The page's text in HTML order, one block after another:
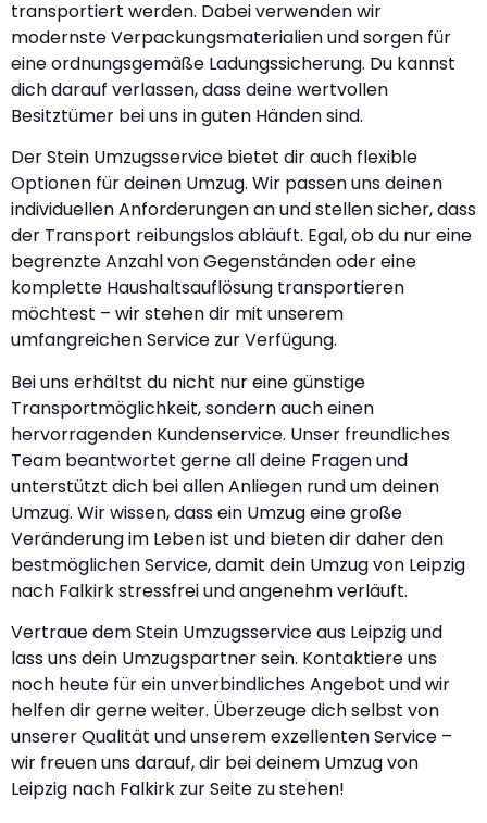
transportiert werden. Dabei verwenden wir
modernste Verpackungsmaterialien und sorgen für
eine ordnungsgemäße Ladungssicherung. Du kannst
dich darauf verlassen, dass deine wertvollen
Besitztümer bei uns in guten Händen sind.
Der Stein Umzugsservice bietet dir auch flexible
Optionen für deinen Umzug. Wir passen uns deinen
individuellen Anforderungen an und stellen sicher, dass
der Transport reibungslos abläuft. Egal, ob du nur eine
begrenzte Anzahl von Gegenständen oder eine
komplette Haushaltsauflösung transportieren
möchtest – wir stehen dir mit unserem
umfangreichen Service zur Verfügung.
Bei uns erhältst du nicht nur eine günstige
Transportmöglichkeit, sondern auch einen
hervorragenden Kundenservice. Unser freundliches
Team beantwortet gerne all deine Fragen und
unterstützt dich bei allen Anliegen rund um deinen
Umzug. Wir wissen, dass ein Umzug eine große
Veränderung im Leben ist und bieten dir daher den
bestmöglichen Service, damit dein Umzug von Leipzig
nach Falkirk stressfrei und angenehm verläuft.
Vertraue dem Stein Umzugsservice aus Leipzig und
lass uns dein Umzugspartner sein. Kontaktiere uns
noch heute für ein unverbindliches Angebot und wir
helfen dir gerne weiter. Überzeuge dich selbst von
unserer Qualität und unserem exzellenten Service –
wir freuen uns darauf, dir bei deinem Umzug von
Leipzig nach Falkirk zur Seite zu stehen!